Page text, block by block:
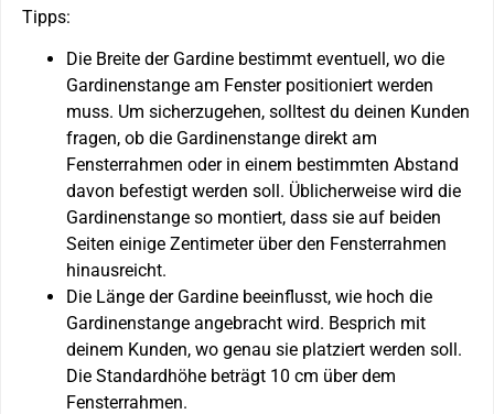
Tipps:
Die Breite der Gardine bestimmt eventuell, wo die
Gardinenstange am Fenster positioniert werden
muss. Um sicherzugehen, solltest du deinen Kunden
fragen, ob die Gardinenstange direkt am
Fensterrahmen oder in einem bestimmten Abstand
davon befestigt werden soll. Üblicherweise wird die
Gardinenstange so montiert, dass sie auf beiden
Seiten einige Zentimeter über den Fensterrahmen
hinausreicht.
Die Länge der Gardine beeinflusst, wie hoch die
Gardinenstange angebracht wird. Besprich mit
deinem Kunden, wo genau sie platziert werden soll.
Die Standardhöhe beträgt 10 cm über dem
Fensterrahmen.